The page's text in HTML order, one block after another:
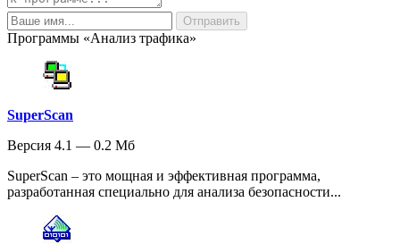
Программы «Анализ трафика»
SuperScan
Версия 4.1 — 0.2 Мб
SuperScan – это мощная и эффективная программа,
разработанная специально для анализа безопасности...